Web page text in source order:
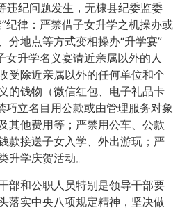
违纪问题发生，无棣县纪委监委
纪律：严禁借子女升学之机操办或
分地点等方式变相操办“升学宴”
女升学名义宴请近亲属以外的人
受除近亲属以外的任何单位和个
的钱物（微信红包、电子礼品卡
巧立名目用公款或由管理服务对象
其他费用等；严禁用公车、公款
款接送子女入学、外出游玩；严
升学庆贺活动。
部和公职人员特别是领导干部要
落实中央八项规定精神，坚决做